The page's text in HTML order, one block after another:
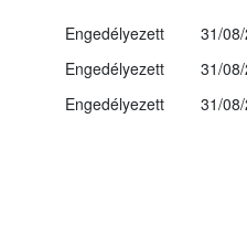
Engedélyezett
31/
Engedélyezett
31/
Engedélyezett 31/